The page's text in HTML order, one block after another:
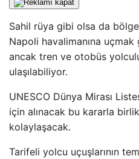
Sahil rüya gibi olsa da
Napoli havalimanına
ancak tren ve otobüs
ulaşılabiliyor.
UNESCO Dünya Mirası
için alınacak bu kararla
kolaylaşacak.
Tarifeli yolcu uçuşlarının